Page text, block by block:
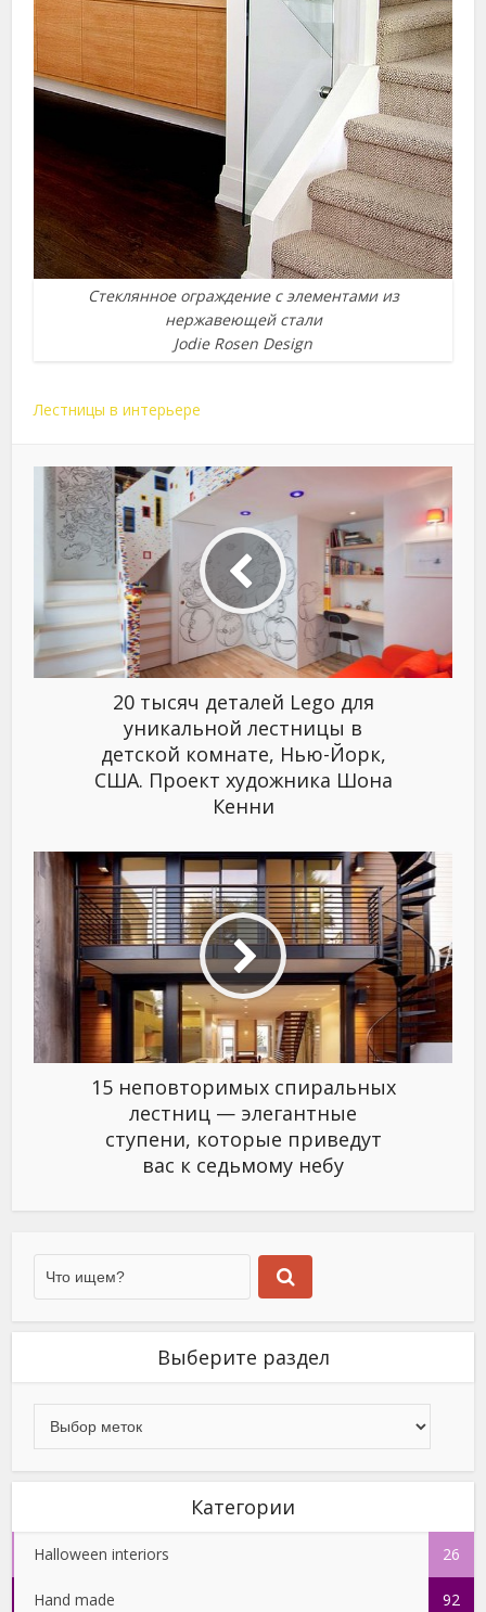
Стеклянное ограждение с элементами из
нержавеющей стали
Jodie Rosen Design
Лестницы в интерьере
20 тысяч деталей Lego для
уникальной лестницы в
детской комнате, Нью-Йорк,
США. Проект художника Шона
Кенни
15 неповторимых спиральных
лестниц — элегантные
ступени, которые приведут
вас к седьмому небу
Выберите раздел
Категории
Halloween interiors 26
Hand made 92